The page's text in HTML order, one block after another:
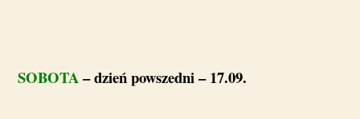
SOBOTA– dzień powszedni – 17.09.